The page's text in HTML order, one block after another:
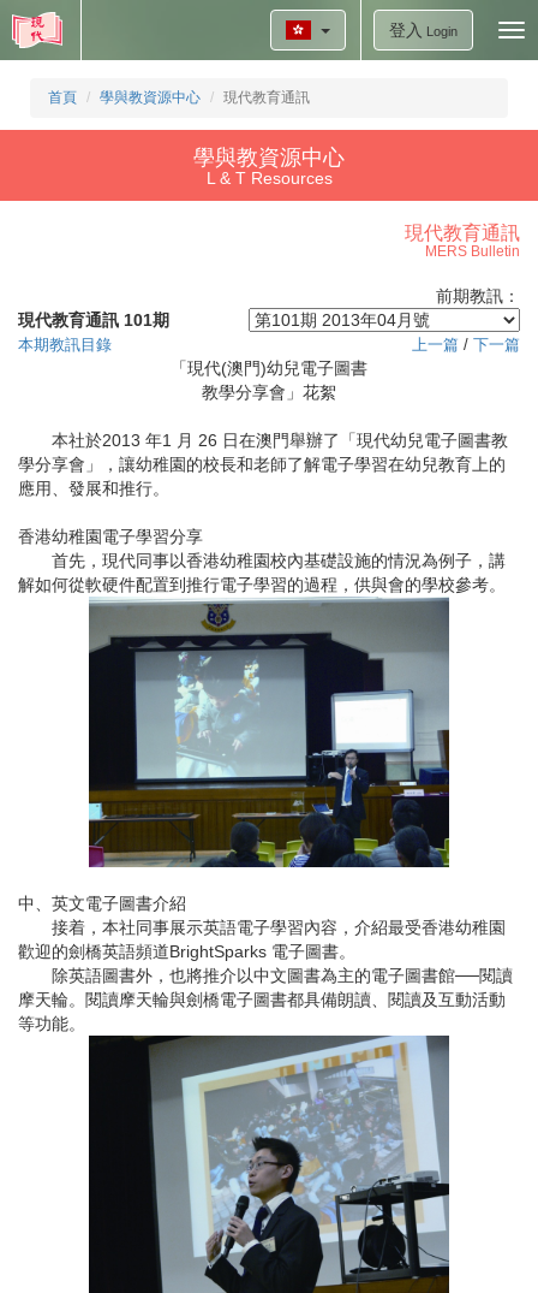
登入 Login
首頁 學與教資源中心 現代教育通訊
學與教資源中心
L & T Resources
現代教育通訊
MERS Bulletin
現代教育通訊 101期
前期教訊：
本期教訊目錄 上一篇 / 下一篇
「現代(澳門)幼兒電子圖書
教學分享會」花絮
本社於2013 年1 月 26 日在澳門舉辦了「現代幼兒電子圖書教
學分享會」，讓幼稚園的校長和老師了解電子學習在幼兒教育上的
應用、發展和推行。
香港幼稚園電子學習分享
首先，現代同事以香港幼稚園校內基礎設施的情況為例子，講
解如何從軟硬件配置到推行電子學習的過程，供與會的學校參考。
中、英文電子圖書介紹
接着，本社同事展示英語電子學習內容，介紹最受香港幼稚園
歡迎的劍橋英語頻道BrightSparks 電子圖書。
除英語圖書外，也將推介以中文圖書為主的電子圖書館──閱讀
摩天輪。閱讀摩天輪與劍橋電子圖書都具備朗讀、閱讀及互動活動
等功能。